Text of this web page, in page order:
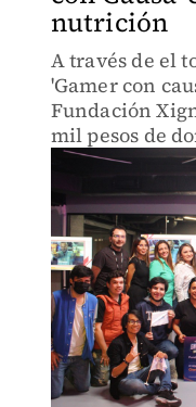
nutrición
A través de el
'Gamer con
Fundación
mil pesos de
de la